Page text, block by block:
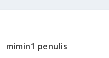
mimin1 penulis